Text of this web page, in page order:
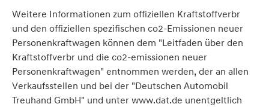
Weitere Informationen zum offiziellen Kraftstoffverbr
und den offiziellen spezifischen co2-Emissionen neuer
Personenkraftwagen können dem "Leitfaden über den
Kraftstoffverbr und die co2-emissionen neuer
Personenkraftwagen" entnommen werden, der an allen
Verkaufsstellen und bei der "Deutschen Automobil
Treuhand GmbH" und unter www.dat.de unentgeltlich